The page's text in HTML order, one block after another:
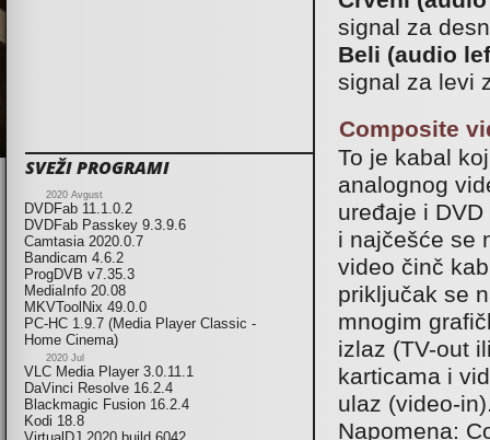
SVEŽI PROGRAMI
2020 Avgust
DVDFab 11.1.0.2
DVDFab Passkey 9.3.9.6
Camtasia 2020.0.7
Bandicam 4.6.2
ProgDVB v7.35.3
MediaInfo 20.08
MKVToolNix 49.0.0
PC-HC 1.9.7 (Media Player Classic -
Home Cinema)
2020 Jul
VLC Media Player 3.0.11.1
DaVinci Resolve 16.2.4
Blackmagic Fusion 16.2.4
Kodi 18.8
signal za
Beli (audio
signal za levi
Composite
To je kabal
analognog
uređaje i
i najčešće se
video činč
priključak se
mnogim
izlaz (TV-out
karticama i
ulaz (video-
Napomena: